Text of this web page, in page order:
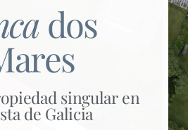
dos
singular en
de Galicia